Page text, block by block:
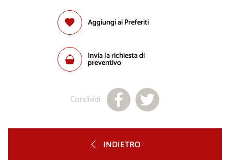
Aggiungi ai Preferiti
Invia la richiesta di
preventivo
Condividi
INDIETRO